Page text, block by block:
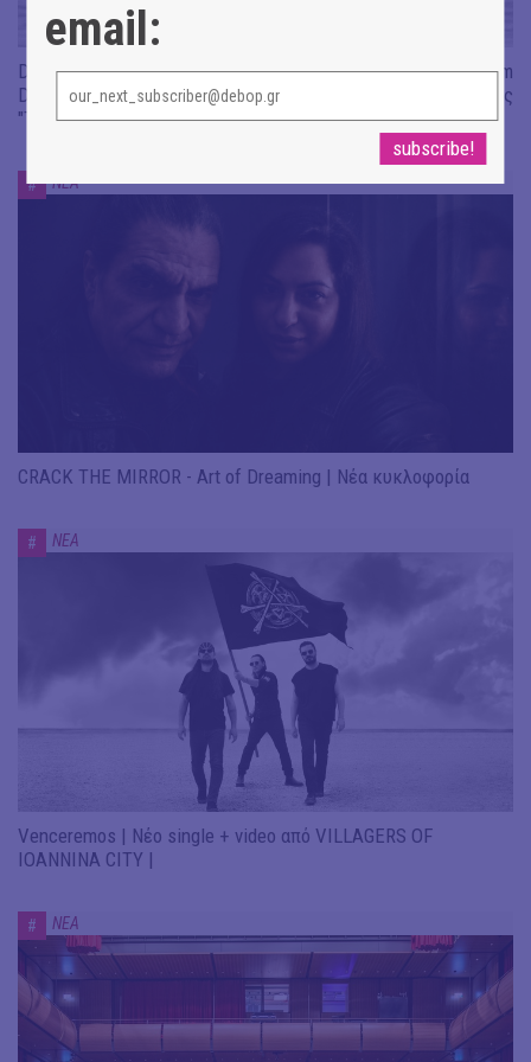
Don't Let Me Be Misunderstood | Alexandros Livitsanos, Willem
Dafoe, Czech Studio Orchestra | Από το soundtrack της ταινίας
"The Birthday Party"
# ΝΕΑ
CRACK THE MIRROR - Art of Dreaming | Νέα κυκλοφορία
# ΝΕΑ
Venceremos | Νέο single + video από VILLAGERS OF
IOANNINA CITY |
# ΝΕΑ
email: